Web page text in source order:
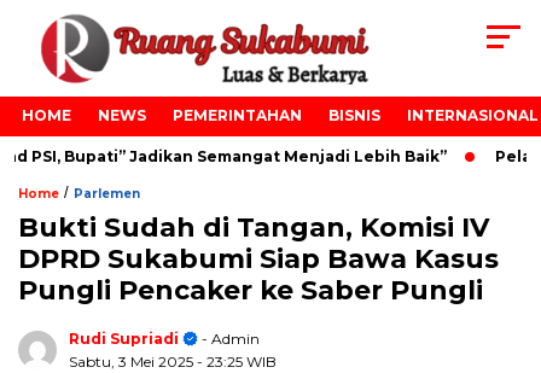
HOME NEWS PEMERINTAHAN BISNIS INTERNASIONAL
Bupati” Jadikan Semangat Menjadi Lebih Baik”
Home / Parlemen
Bukti Sudah di Tangan, Komisi IV
DPRD Sukabumi Siap Bawa Kasus
Pungli Pencaker ke Saber Pungli
Rudi Supriadi
- Admin
Sabtu, 3 Mei 2025 - 23:25 WIB